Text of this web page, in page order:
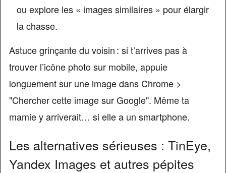
ou explore les « images similaires » pour élargir
la chasse.
Astuce grinçante du voisin : si t’arrives pas à
trouver l’icône photo sur mobile, appuie
longuement sur une image dans Chrome >
"Chercher cette image sur Google". Même ta
mamie y arriverait… si elle a un smartphone.
Les alternatives sérieuses : TinEye,
Yandex Images et autres pépites